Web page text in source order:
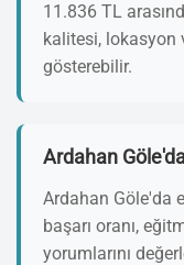
11.836 TL
kalitesi, lokasyon
gösterebilir.
Ardahan
Ardahan Göle'da
başarı oranı,
yorumlarını